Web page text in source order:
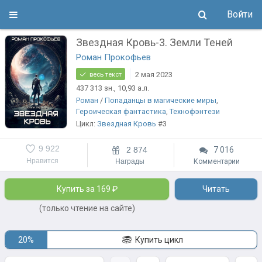
Войти
Звездная Кровь-3. Земли Теней
Роман Прокофьев
весь текст
2 мая 2023
437 313 зн., 10,93 а.л.
Роман /Попаданцы в магические миры,
Героическая фантастика,Технофэнтези
Цикл: Звездная Кровь #3
Нравится
9 922 2 874
Награды
7 016
Комментарии
Купить за 169 ₽
(только чтение на сайте)
Читать
20% Купить цикл